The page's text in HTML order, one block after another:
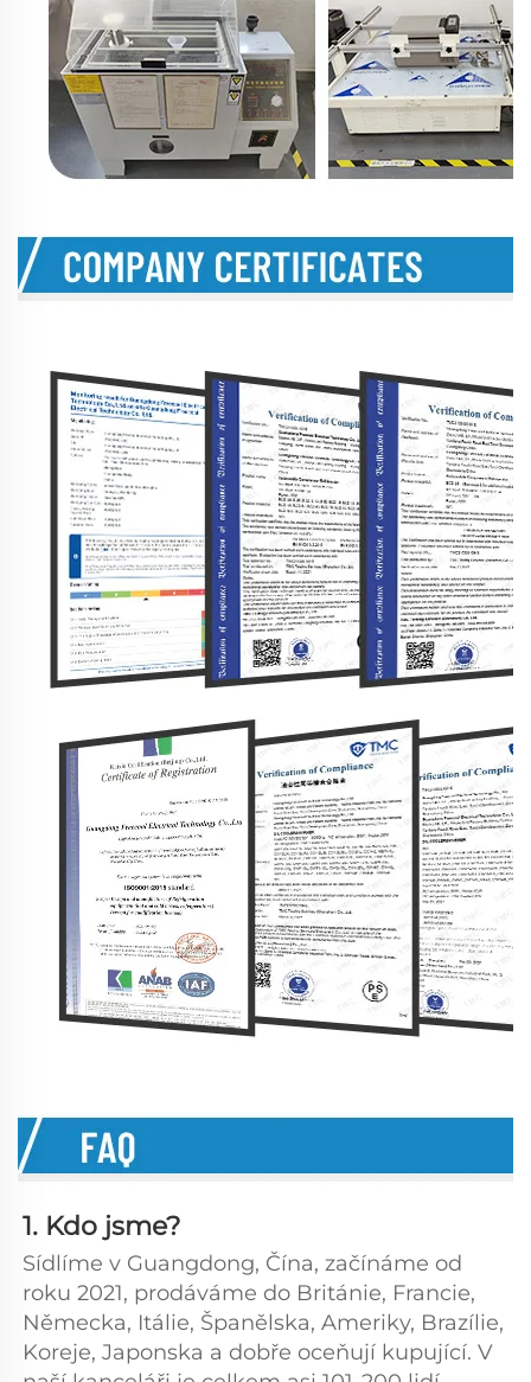
1. Kdo jsme?
Sídlíme v Guangdong, Čína, začínáme od
roku 2021, prodáváme do Británie, Francie,
Německa, Itálie, Španělska, Ameriky, Brazílie,
Koreje, Japonska a dobře oceňují kupující. V